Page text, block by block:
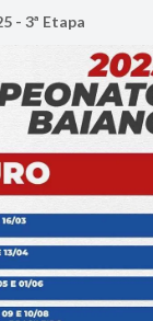
- 3ª Etapa